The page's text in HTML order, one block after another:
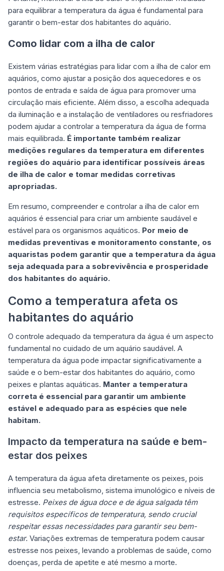
para equilibrar a temperatura da água é fundamental para
garantir o bem-estar dos habitantes do aquário.
Como lidar com a ilha de calor
Existem várias estratégias para lidar com a ilha de calor em
aquários, como ajustar a posição dos aquecedores e os
pontos de entrada e saída de água para promover uma
circulação mais eficiente. Além disso, a escolha adequada
da iluminação e a instalação de ventiladores ou resfriadores
podem ajudar a controlar a temperatura da água de forma
mais equilibrada. É importante também realizar
medições regulares da temperatura em diferentes
regiões do aquário para identificar possíveis áreas
de ilha de calor e tomar medidas corretivas
apropriadas.
Em resumo, compreender e controlar a ilha de calor em
aquários é essencial para criar um ambiente saudável e
estável para os organismos aquáticos. Por meio de
medidas preventivas e monitoramento constante, os
aquaristas podem garantir que a temperatura da água
seja adequada para a sobrevivência e prosperidade
dos habitantes do aquário.
Como a temperatura afeta os
habitantes do aquário
O controle adequado da temperatura da água é um aspecto
fundamental no cuidado de um aquário saudável. A
temperatura da água pode impactar significativamente a
saúde e o bem-estar dos habitantes do aquário, como
peixes e plantas aquáticas. Manter a temperatura
correta é essencial para garantir um ambiente
estável e adequado para as espécies que nele
habitam.
Impacto da temperatura na saúde e bem-
estar dos peixes
A temperatura da água afeta diretamente os peixes, pois
influencia seu metabolismo, sistema imunológico e níveis de
estresse. Peixes de água doce e de água salgada têm
requisitos específicos de temperatura, sendo crucial
respeitar essas necessidades para garantir seu bem-
estar. Variações extremas de temperatura podem causar
estresse nos peixes, levando a problemas de saúde, como
doenças, perda de apetite e até mesmo a morte.